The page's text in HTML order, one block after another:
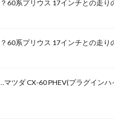
60系プリウス 17インチとの走り
60系プリウス 17インチとの走り
マツダ CX-60 PHEV(プラグイン